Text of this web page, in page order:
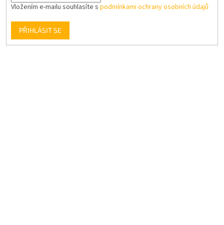
Vložením e-mailu souhlasíte s podmínkami ochrany osobních údajů
PŘIHLÁSIT SE